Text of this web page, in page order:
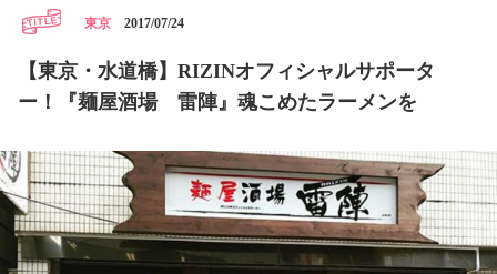
東京 2017/07/24
【東京・水道橋】RIZINオフィシャルサポータ
ー！『麺屋酒場 雷陣』魂こめたラーメンを